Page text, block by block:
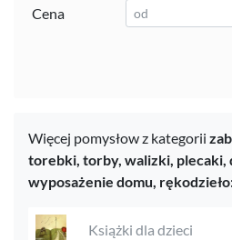
Cena
Więcej pomysłow z kategorii
torebki, torby, walizki, plecaki,
wyposażenie domu,
Książki dla dzieci